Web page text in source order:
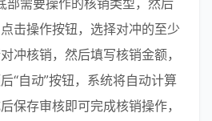
击操作按钮，选择对冲的至少
冲核销，然后填写核销金额，
“自动”按钮，系统将自动计算
保存审核即可完成核销操作，